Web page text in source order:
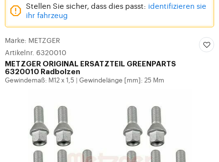
Stellen Sie sicher, dass dies passt: identifizieren sie
ihr fahrzeug
Marke: METZGER
Artikelnr. 6320010
METZGER ORIGINAL ERSATZTEIL GREENPARTS
6320010 Radbolzen
Gewindemaß: M12 x 1,5 Gewindelänge [mm]: 25 Mm